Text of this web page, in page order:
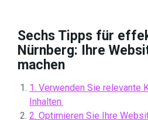
Sechs Tipps für
Nürnberg: Ihre
machen
1. Verwenden Sie relevante
Inhalten.
2. Optimieren Sie Ihre